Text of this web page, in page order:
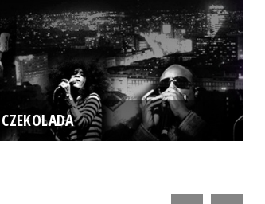
CZEKOLADA